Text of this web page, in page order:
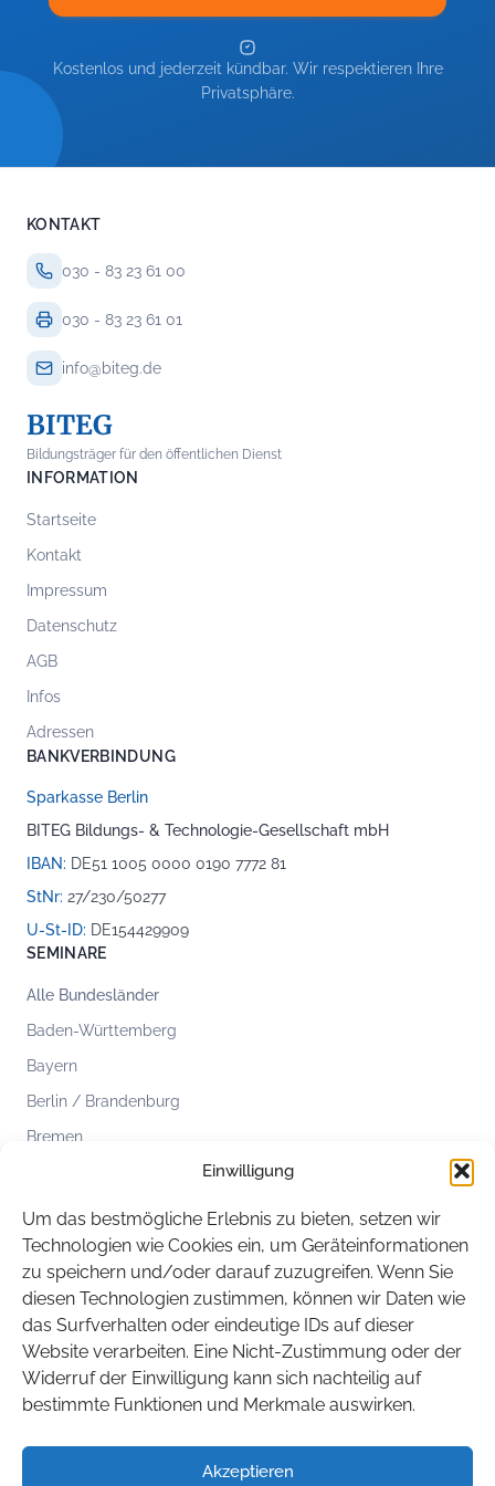
Einwilligung
Um das bestmögliche Erlebnis zu bieten, setzen wir
Technologien wie Cookies ein, um Geräteinformationen
zu speichern und/oder darauf zuzugreifen. Wenn Sie
diesen Technologien zustimmen, können wir Daten wie
das Surfverhalten oder eindeutige IDs auf dieser
Website verarbeiten. Eine Nicht-Zustimmung oder der
Widerruf der Einwilligung kann sich nachteilig auf
bestimmte Funktionen und Merkmale auswirken.
Akzeptieren
Kostenlos und jederzeit kündbar. Wir respektieren Ihre
Privatsphäre.
KONTAKT
030 - 83 23 61 00
030 - 83 23 61 01
info@biteg.de
BITEG
Bildungsträger für den öffentlichen Dienst
INFORMATION
Startseite
Kontakt
Impressum
Datenschutz
AGB
Infos
Adressen
BANKVERBINDUNG
Sparkasse Berlin
BITEG Bildungs- & Technologie-Gesellschaft mbH
IBAN: DE51 1005 0000 0190 7772 81
StNr: 27/230/50277
U-St-ID: DE154429909
SEMINARE
Alle Bundesländer
Baden-Württemberg
Bayern
Berlin / Brandenburg
Bremen
Mecklenburg-Vorpommern
Niedersachsen
Nordrhein-Westfalen
Rheinland-Pfalz
Saarland